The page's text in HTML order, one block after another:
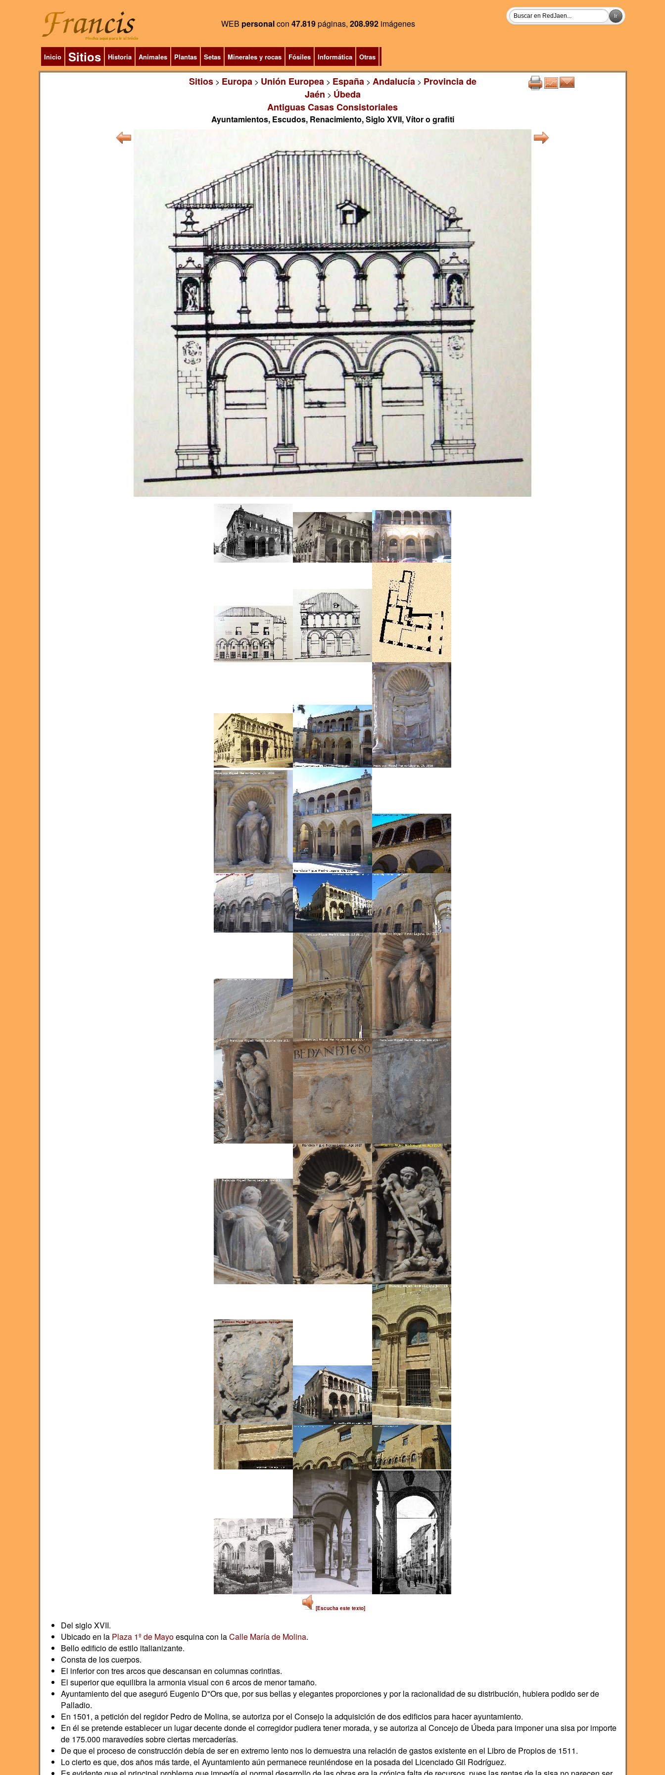
WEB personalcon 47.819páginas, 208.992 imágenes
Inicio Sitios Historia Animales Plantas Setas Minerales y rocas Fósiles Informática Otras
Sitios> Europa> Unión Europea> España> Andalucía> Provincia de
Jaén > Úbeda
Antiguas Casas Consistoriales
Ayuntamientos, Escudos, Renacimiento, Siglo XVII, Vítor o grafiti
[Escucha este texto]
Del siglo XVII.
Ubicado en la Plaza 1º de Mayoesquina con laCalle María de Molina.
Bello edificio de estilo italianizante.
Consta de los cuerpos.
El inferior con tres arcos que descansan en columnas corintias.
El superior que equilibra la armonia visual con 6 arcos de menor tamaño.
Ayuntamiento del que aseguró Eugenio D"Ors que, por sus bellas y elegantes proporciones y por la racionalidad de su distribución, hubiera podido ser de
Palladio.
En 1501, a petición del regidor Pedro de Molina, se autoriza por el Consejo la adquisición de dos edificios para hacer ayuntamiento.
En él se pretende establecer un lugar decente donde el corregidor pudiera tener morada, y se autoriza al Concejo de Úbeda para imponer una sisa por importe
de 175.000 maravedíes sobre ciertas mercaderías.
De que el proceso de construcción debía de ser en extremo lento nos lo demuestra una relación de gastos existente en el Libro de Propios de 1511.
Lo cierto es que, dos años más tarde, el Ayuntamiento aún permanece reuniéndose en la posada del Licenciado Gil Rodríguez.